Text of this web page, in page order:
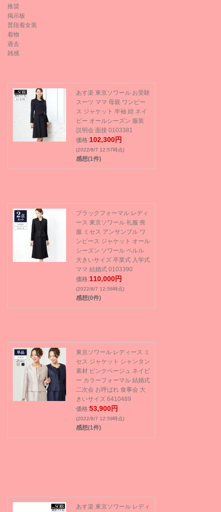
推奨
掲示板
普段着女装
着物
過去
雑感
あす楽 東京ソワール お受験
スーツ ママ 母親 ワンピー
ス ジャケット 半袖 紺 ネイ
ビー オールシーズン 服装
説明会 面接 0103381
価格:102,300円
(2022/8/7 12:57時点)
感想(1件)
ブラックフォーマル レディ
ース 東京ソワール 礼服 喪
服 ミセス アンサンブル ワ
ンピース ジャケット オール
シーズン ソワール ペルル
大きいサイズ 卒業式 入学式
ママ 結婚式 0103390
価格:110,000円
(2022/8/7 12:56時点)
感想(0件)
東京ソワール レディース ミ
セス ジャケット シャンタン
素材 ピンクベージュ ネイビ
ー カラーフォーマル 結婚式
二次会 お呼ばれ 食事会 大
きいサイズ 6410489
価格:53,900円
(2022/8/7 12:59時点)
感想(1件)
あす楽 東京ソワール レディ